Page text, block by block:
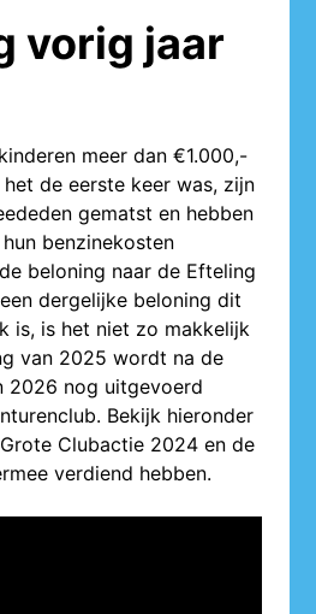
vorig jaar
meer dan €1.000,-
de eerste keer was, zijn
gematst en hebben
benzinekosten
beloning naar de Efteling
dergelijke beloning dit
is, is het niet zo makkelijk
van 2025 wordt na de
2026 nog uitgevoerd
Bekijk hieronder
Clubactie 2024 en de
verdiend hebben.